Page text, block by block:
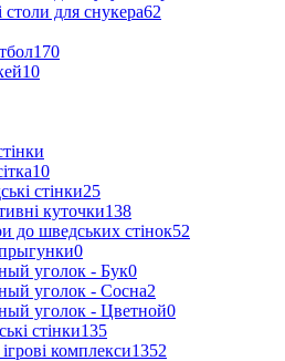
столи для снукера62
170
10
10
стінки25
куточки138
до шведських стінок52
0
уголок - Бук0
уголок - Сосна2
уголок - Цветной0
стінки135
комплекси1352